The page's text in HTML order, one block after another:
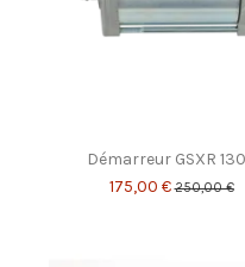
Démarreur GSXR
175,00 €250,00 €